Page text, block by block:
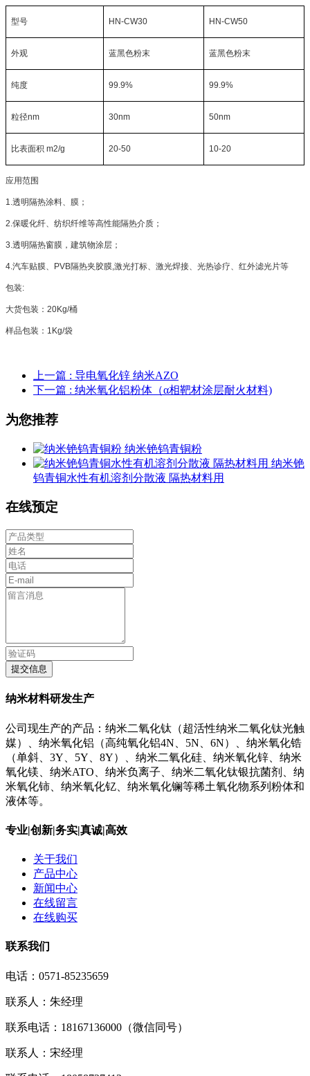
型号 HN-CW30 HN-CW50
外观 蓝黑色粉末 蓝黑色粉末
纯度 99.9% 99.9%
粒径nm 30nm 50nm
比表面积 m2/g 20-50 10-20
应用范围
1.透明隔热涂料、膜；
2.保暖化纤、纺织纤维等高性能隔热介质；
3.透明隔热窗膜，建筑物涂层；
4.汽车贴膜、 PVB隔热夹胶膜,激光打标、激光焊接、光热诊疗、红外滤光片等
包装:
大货包装： 20Kg/桶
样品包装： 1Kg/袋
上一篇 : 导电氧化锌 纳米AZO
下一篇 : 纳米氧化铝粉体（α相靶材涂层耐火材料)
为您推荐
纳米铯钨青铜粉
纳米铯
钨青铜水性有机溶剂分散液 隔热材料用
在线预定
提交信息
纳米材料研发生产
公司现生产的产品：纳米二氧化钛（超活性纳米二氧化钛光触
媒）、纳米氧化铝（高纯氧化铝4N、5N、6N）、纳米氧化锆
（单斜、3Y、5Y、8Y）、纳米二氧化硅、纳米氧化锌、纳米
氧化镁、纳米ATO、纳米负离子、纳米二氧化钛银抗菌剂、纳
米氧化铈、纳米氧化钇、纳米氧化镧等稀土氧化物系列粉体和
液体等。
专业|创新|务实|真诚|高效
关于我们
产品中心
新闻中心
在线留言
在线购买
联系我们
电话：0571-85235659
联系人：朱经理
联系电话：18167136000（微信同号）
联系人：宋经理